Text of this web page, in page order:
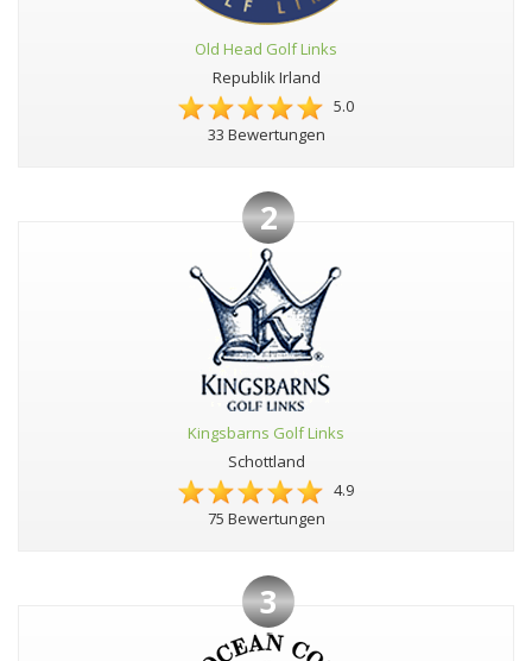
Old Head Golf Links
Republik Irland
5.0
33 Bewertungen
2
Kingsbarns Golf Links
Schottland
4.9
75 Bewertungen
3